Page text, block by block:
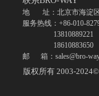
版权所有 2003-2024©
地 址：北京市海淀区
服务热线：+86-010-
13810889221
18610883650
邮 箱：sales@bro-